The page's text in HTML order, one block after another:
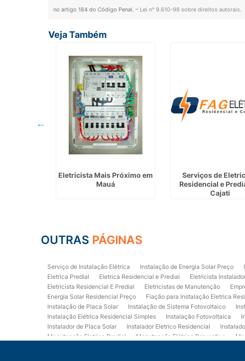
no artigo 184 do Código Penal. – Lei n° 9.610-98 sobre direitos autorais.
Veja Também
Eletricista Mais Próximo em
Mauá
Serviços de
Residencial e
Cajati
OUTRAS PÁGINAS
Serviço de Instalação Elétrica Instalação de Energia Solar Preço
Eletrica Predial
Eletrica Residencial e Predial Eletricista
Eletricista Residencial E Predial
Eletricistas de Manutenção
Energia Solar Residencial Preço
Fiação para Instalação Eletrica
Instalação de Placa Solar
Instalação de Sistema Fotovoltaico
Instalação Elétrica Residencial Simples
Instalação Fotovoltaica
Instalador de Placa Solar
Instalador Eletrico Residencial
Manutenção Eletrica Predial
Manutenção Elétrica Preventiva